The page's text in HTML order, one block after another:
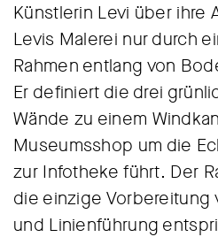
Künstlerin Levi über ihre
Levis Malerei nur durch
Rahmen entlang von
Er definiert die drei
Wände zu einem
Museumsshop um die
zur Infotheke führt. Der
die einzige Vorbereitung
und Linienführung